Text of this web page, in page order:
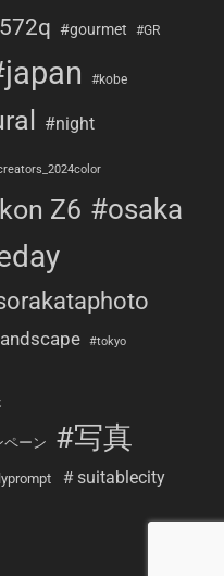
#gourmet #GR
#kobe
#night
Z6 #osaka
#tokyo
ペーン #写真
＃suitablecity